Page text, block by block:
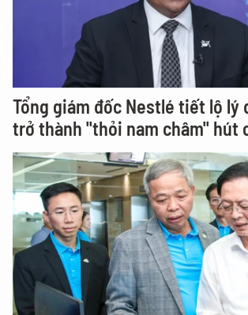
Tổng giám đốc Nestlé tiết lộ lý
trở thành "thỏi nam châm" hút